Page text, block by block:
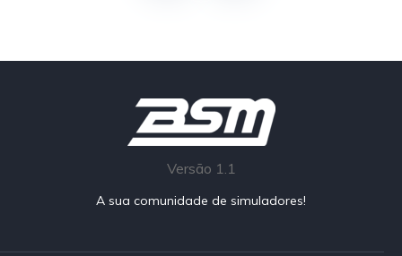
Versão 1.1
A sua comunidade de simuladores!